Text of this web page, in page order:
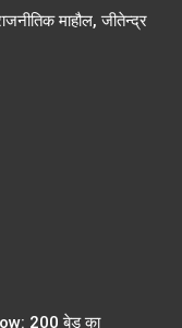
माहौल, जीतेन्द्र
200 बेड का